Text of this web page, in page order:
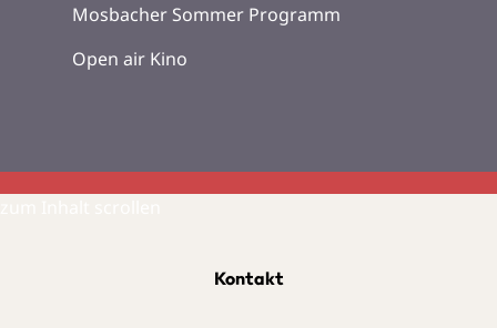
Mosbacher Sommer Programm
Open air Kino
Kontakt